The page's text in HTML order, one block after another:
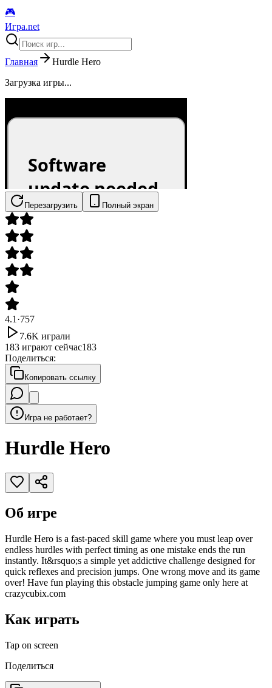
🎮
Игра.net
Главная
Hurdle Hero
Загрузка игры...
Перезагрузить Полный экран
4.1 ·757
7.6K играли
183 играют сейчас183
Поделиться:
Копировать ссылку
Игра не работает?
Hurdle Hero
Об игре
Hurdle Hero is a fast-paced skill game where you must leap over
endless hurdles with perfect timing as one mistake ends the run
instantly. It&rsquo;s a simple yet addictive challenge designed for
quick reflexes and precision jumps. One wrong move and its game
over! Have fun playing this obstacle jumping game only here at
crazycubix.com
Как играть
Tap on screen
Поделиться